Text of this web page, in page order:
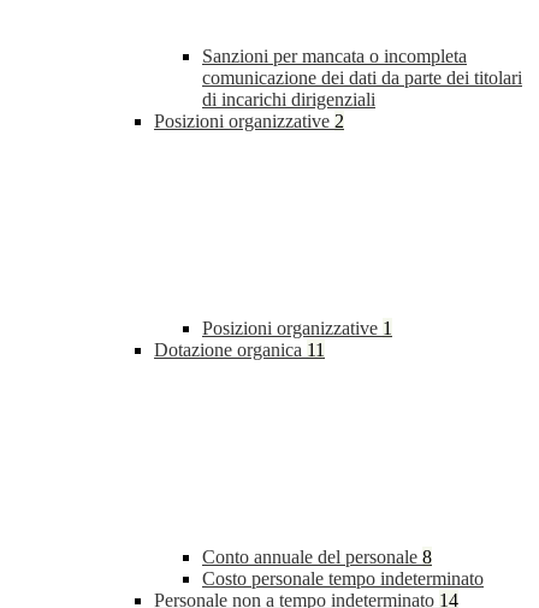
Sanzioni per mancata o incompleta
comunicazione dei dati da parte dei titolari
di incarichi dirigenziali
Posizioni organizzative 2
Posizioni organizzative 1
Dotazione organica 11
Conto annuale del personale 8
Costo personale tempo indeterminato
Personale non a tempo indeterminato 14